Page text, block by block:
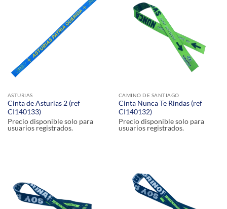
ASTURIAS
Cinta de Asturias 2 (ref
CI140133)
Precio disponible solo para
usuarios registrados.
CAMINO DE SANTIAGO
Cinta Nunca Te Rindas (ref
CI140132)
Precio disponible solo para
usuarios registrados.